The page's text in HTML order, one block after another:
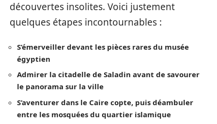
découvertes insolites. Voici justement
quelques étapes incontournables :
S’émerveiller devant les pièces rares du musée
égyptien
Admirer la citadelle de Saladin avant de savourer
le panorama sur la ville
S’aventurer dans le Caire copte, puis déambuler
entre les mosquées du quartier islamique